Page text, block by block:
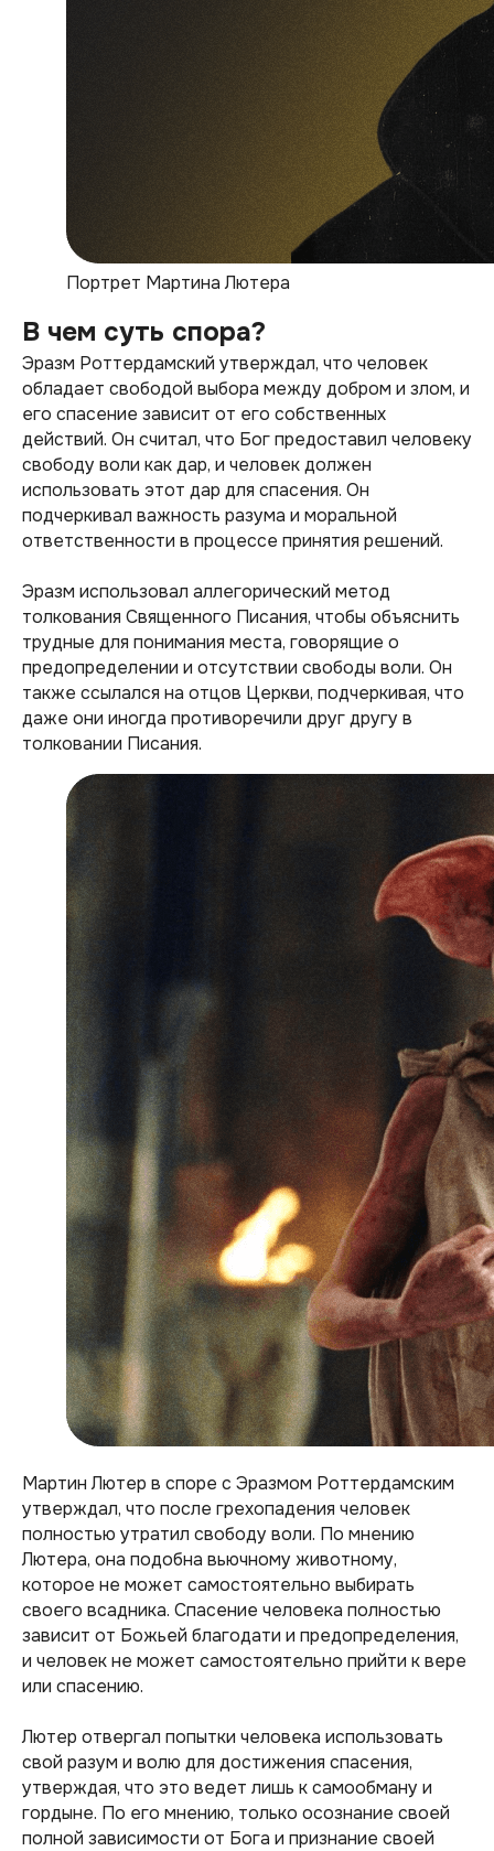
Портрет Мартина Лютера
В чем суть спора?
Эразм Роттердамский утверждал, что человек
обладает свободой выбора между добром и злом, и
его спасение зависит от его собственных
действий. Он считал, что Бог предоставил человеку
свободу воли как дар, и человек должен
использовать этот дар для спасения. Он
подчеркивал важность разума и моральной
ответственности в процессе принятия решений.
Эразм использовал аллегорический метод
толкования Священного Писания, чтобы объяснить
трудные для понимания места, говорящие о
предопределении и отсутствии свободы воли. Он
также ссылался на отцов Церкви, подчеркивая, что
даже они иногда противоречили друг другу в
толковании Писания.
Мартин Лютер в споре с Эразмом Роттердамским
утверждал, что после грехопадения человек
полностью утратил свободу воли. По мнению
Лютера, она подобна вьючному животному,
которое не может самостоятельно выбирать
своего всадника. Спасение человека полностью
зависит от Божьей благодати и предопределения,
и человек не может самостоятельно прийти к вере
или спасению.
Лютер отвергал попытки человека использовать
свой разум и волю для достижения спасения,
утверждая, что это ведет лишь к самообману и
гордыне. По его мнению, только осознание своей
полной зависимости от Бога и признание своей